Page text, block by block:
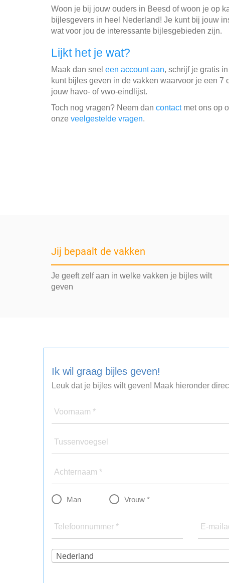
Woon je bij jouw ouders in Beesd of woon je op
bijlesgevers in heel Nederland! Je kunt bij jouw
wat voor jou de interessante bijlesgebieden zijn.
Lijkt het je wat?
Maak dan snel een account aan, schrijf je gratis
kunt bijles geven in de vakken waarvoor je een 7
jouw havo- of vwo-eindlijst.
Toch nog vragen? Neem dan contactmet ons op
onze veelgestelde vragen.
Jij bepaalt de vakken
Je geeft zelf aan in welke vakken je bijles wilt
geven
Ik wil graag bijles geven!
Leuk dat je bijles wilt geven! Maak hieronder
Voornaam *
Tussenvoegsel
Achternaam *
Man Vrouw *
Telefoonnummer * E-
Nederland